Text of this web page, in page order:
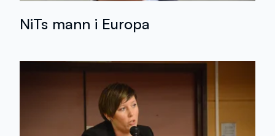
NiTs mann i Europa